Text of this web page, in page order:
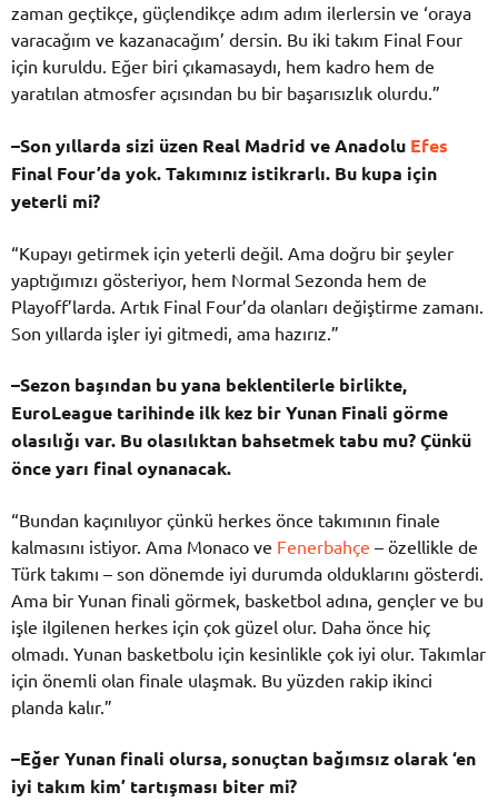
zaman geçtikçe, güçlendikçe adım adım ilerlersin ve ‘oraya
varacağım ve kazanacağım’ dersin. Bu iki takım Final Four
için kuruldu. Eğer biri çıkamasaydı, hem kadro hem de
yaratılan atmosfer açısından bu bir başarısızlık olurdu.”
–Sonyıllarda sizi üzen Real Madrid veAnadolu Efes
Final Four’da yok.Takımınız istikrarlı. Bu kupa için
yeterli mi?
“Kupayı getirmek için yeterli değil. Ama doğru bir şeyler
yaptığımızı gösteriyor, hem Normal Sezonda hem de
Playoff’larda. Artık Final Four’da olanları değiştirme zamanı.
Son yıllarda işler iyi gitmedi, ama hazırız.”
–Sezon başından buyana beklentilerle birlikte,
EuroLeague tarihinde ilk kez birYunan Finali görme
olasılığı var. Buolasılıktan bahsetmek tabu mu?Çünkü
önceyarı finaloynanacak.
“Bundan kaçınılıyor çünkü herkes önce takımının finale
kalmasını istiyor. Ama Monaco ve Fenerbahçe – özellikle de
Türk takımı – son dönemde iyi durumda olduklarını gösterdi.
Ama bir Yunan finali görmek, basketbol adına, gençler ve bu
işle ilgilenen herkes için çok güzel olur. Daha önce hiç
olmadı. Yunan basketbolu için kesinlikle çok iyi olur. Takımlar
için önemli olan finale ulaşmak. Bu yüzden rakip ikinci
planda kalır.”
–EğerYunan finali olursa,sonuçtan bağımsızolarak ‘en
iyi takım kim’ tartışması biter mi?